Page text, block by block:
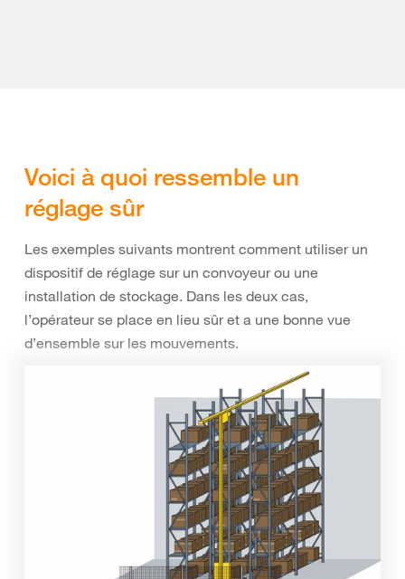
Voici à quoi ressemble un
réglage sûr
Les exemples suivants montrent comment utiliser un
dispositif de réglage sur un convoyeur ou une
installation de stockage. Dans les deux cas,
l’opérateur se place en lieu sûr et a une bonne vue
d’ensemble sur les mouvements.